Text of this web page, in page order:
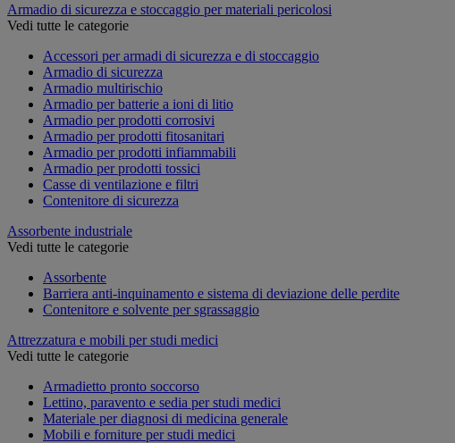
Armadio di sicurezza e stoccaggio per materiali pericolosi
Vedi tutte le categorie
Accessori per armadi di sicurezza e di stoccaggio
Armadio di sicurezza
Armadio multirischio
Armadio per batterie a ioni di litio
Armadio per prodotti corrosivi
Armadio per prodotti fitosanitari
Armadio per prodotti infiammabili
Armadio per prodotti tossici
Casse di ventilazione e filtri
Contenitore di sicurezza
Assorbente industriale
Vedi tutte le categorie
Assorbente
Barriera anti-inquinamento e sistema di deviazione delle perdite
Contenitore e solvente per sgrassaggio
Attrezzatura e mobili per studi medici
Vedi tutte le categorie
Armadietto pronto soccorso
Lettino, paravento e sedia per studi medici
Materiale per diagnosi di medicina generale
Mobili e forniture per studi medici